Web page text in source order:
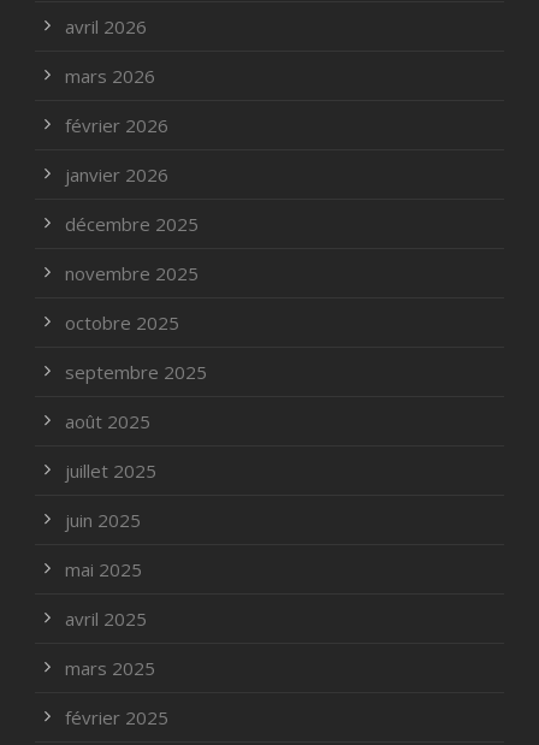
avril 2026
mars 2026
février 2026
janvier 2026
décembre 2025
novembre 2025
octobre 2025
septembre 2025
août 2025
juillet 2025
juin 2025
mai 2025
avril 2025
mars 2025
février 2025